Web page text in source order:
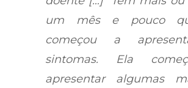
um mês e pouco
começou a
sintomas. Ela
apresentar algumas